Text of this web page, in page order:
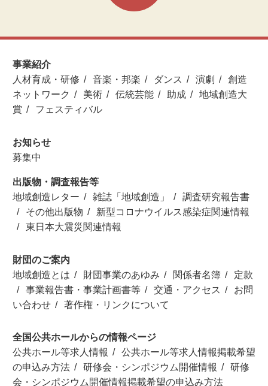
事業紹介
人材育成・研修
音楽・邦楽 ダンス 演劇
創造
ネットワーク
美術 伝統芸能 助成
地域創造大
賞
フェスティバル
お知らせ
募集中
出版物・調査報告等
地域創造レター
雑誌「地域創造」
調査研究報告書
その他出版物
新型コロナウイルス感染症関連情報
東日本大震災関連情報
財団のご案内
地域創造とは
財団事業のあゆみ 関係者名簿
定款
事業報告書・事業計画書等
交通・アクセス
お問
い合わせ
著作権・リンクについて
全国公共ホールからの情報ページ
公共ホール等求人情報
公共ホール等求人情報掲載希望
の申込み方法
研修会・シンポジウム開催情報
研修
会・シンポジウム開催情報掲載希望の申込み方法